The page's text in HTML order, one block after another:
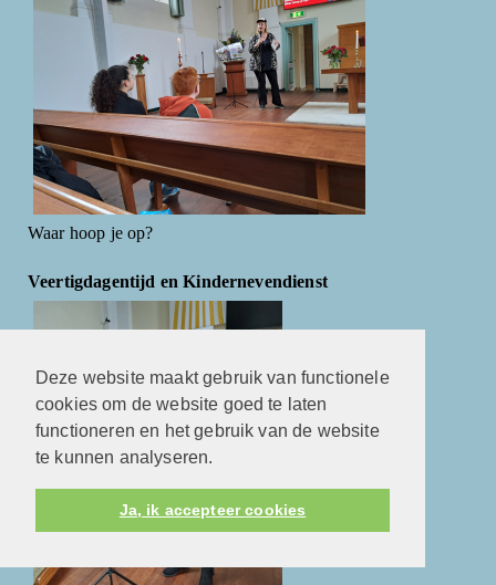
Deze website maakt gebruik van functionele
cookies om de website goed te laten
functioneren en het gebruik van de website
te kunnen analyseren.
Ja, ik accepteer cookies
Waar hoop je op?
Veertigdagentijd en Kindernevendienst